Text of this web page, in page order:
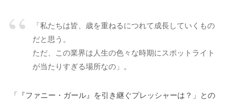
「私たちは皆、歳を重ねるにつれて成長していくもの
だと思う。
ただ、この業界は人生の色々な時期にスポットライト
が当たりすぎる場所なの」。
「『ファニー・ガール』を引き継ぐプレッシャーは？」との